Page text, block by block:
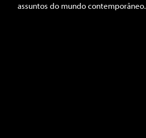
assuntos do mundo contemporâneo.